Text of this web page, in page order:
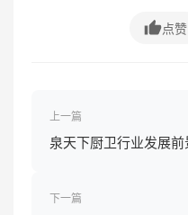
点赞
上一篇
泉天下厨卫行业发展
下一篇